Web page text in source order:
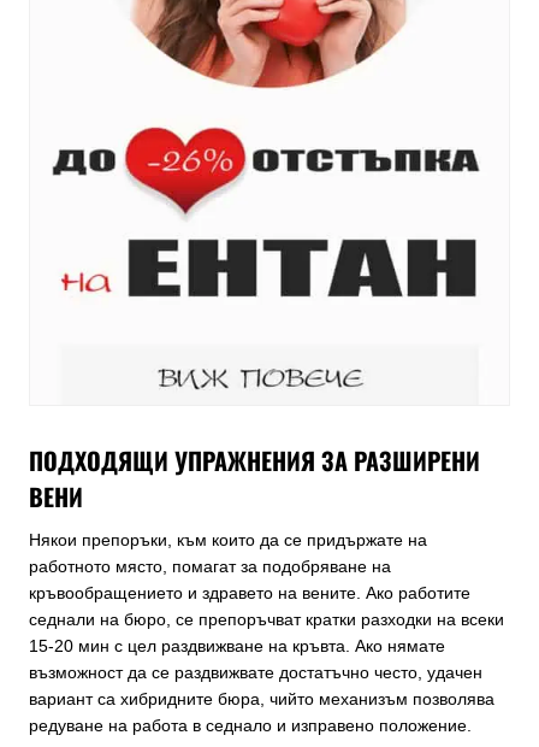
ПОДХОДЯЩИ УПРАЖНЕНИЯ ЗА РАЗШИРЕНИ
ВЕНИ
Някои препоръки, към които да се придържате на
работното място, помагат за подобряване на
кръвообращението и здравето на вените. Ако работите
седнали на бюро, се препоръчват кратки разходки на всеки
15-20 мин с цел раздвижване на кръвта. Ако нямате
възможност да се раздвижвате достатъчно често, удачен
вариант са хибридните бюра, чийто механизъм позволява
редуване на работа в седнало и изправено положение.